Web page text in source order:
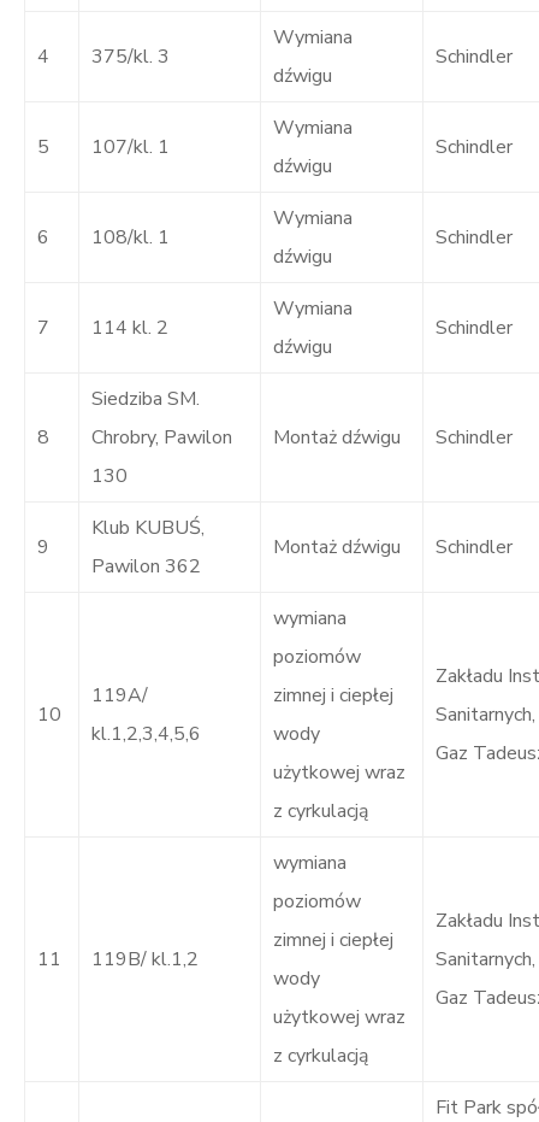
4 375/kl. 3
Wymiana
dźwigu
Schindler
5 107/kl. 1
Wymiana
dźwigu
Schindler
6 108/kl. 1
Wymiana
dźwigu
Schindler
7 114 kl. 2
Wymiana
dźwigu
Schindler
8
Siedziba SM.
Chrobry, Pawilon
130
Montaż dźwigu Schindler
9
Klub KUBUŚ,
Pawilon 362
Montaż dźwigu Schindler
10
119A/
kl.1,2,3,4,5,6
wymiana
poziomów
zimnej i ciepłej
wody
użytkowej wraz
z cyrkulacją
Zakładu
Sanitarnych,
Gaz
11 119B/ kl.1,2
wymiana
poziomów
zimnej i ciepłej
wody
użytkowej wraz
z cyrkulacją
Zakładu
Sanitarnych,
Gaz
Fit Park